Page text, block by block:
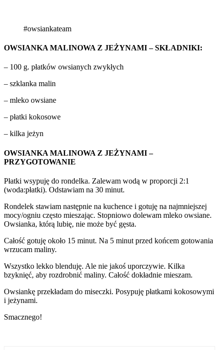
#owsiankateam
OWSIANKA MALINOWA Z JEŻYNAMI – SKŁADNIKI:
– 100 g. płatków owsianych zwykłych
– szklanka malin
– mleko owsiane
– płatki kokosowe
– kilka jeżyn
OWSIANKA MALINOWA Z JEŻYNAMI –
PRZYGOTOWANIE
Płatki wsypuję do rondelka. Zalewam wodą w proporcji 2:1
(woda:płatki). Odstawiam na 30 minut.
Rondelek stawiam następnie na kuchence i gotuję na najmniejszej
mocy/ogniu często mieszając. Stopniowo dolewam mleko owsiane.
Owsianka, którą lubię, nie może być gęsta.
Całość gotuję około 15 minut. Na 5 minut przed końcem gotowania
wrzucam maliny.
Wszystko lekko blenduję. Ale nie jakoś uporczywie. Kilka
bzyknięć, aby rozdrobnić maliny. Całość dokładnie mieszam.
Owsiankę przekładam do miseczki. Posypuję płatkami kokosowymi
i jeżynami.
Smacznego!